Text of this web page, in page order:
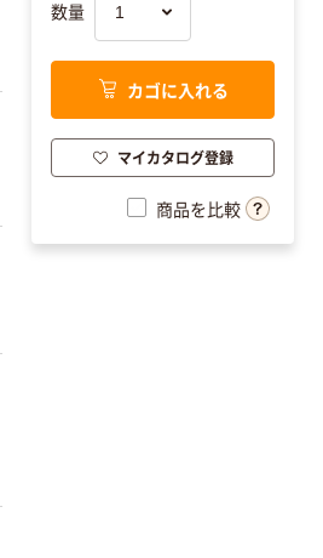
数量
カゴに入れる
マイカタログ登録
商品を比較